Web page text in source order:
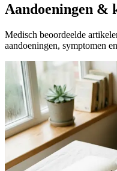
Aandoeningen &
Medisch beoordeelde
aandoeningen, symptomen